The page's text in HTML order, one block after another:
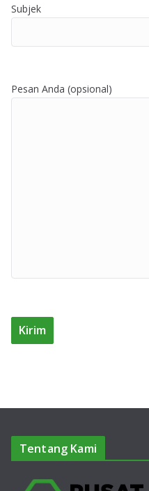
Subjek
Pesan Anda (opsional)
Tentang Kami